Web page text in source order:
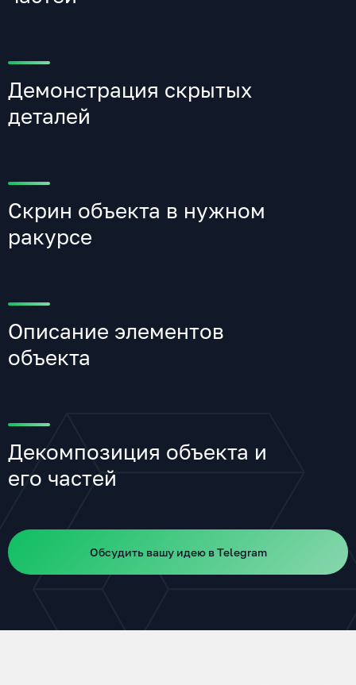
Демонстрация скрытых
деталей
Скрин объекта в нужном
ракурсе
Описание элементов
объекта
Декомпозиция объекта и
его частей
Обсудить вашу идею в Telegram